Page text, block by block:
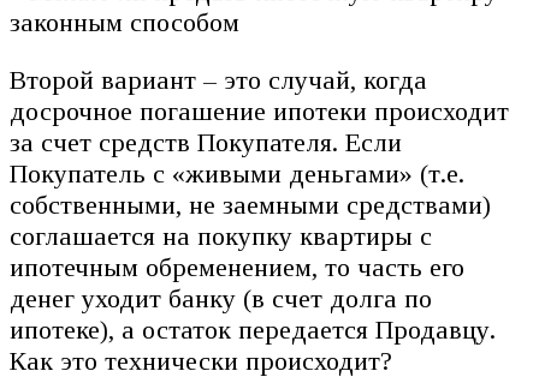
Второй вариант – это случай, когда
досрочное погашение ипотеки происходит
за счет средств Покупателя. Если
Покупатель с «живыми деньгами» (т.е.
собственными, не заемными средствами)
соглашается на покупку квартиры с
ипотечным обременением, то часть его
денег уходит банку (в счет долга по
ипотеке), а остаток передается Продавцу.
Как это технически происходит?